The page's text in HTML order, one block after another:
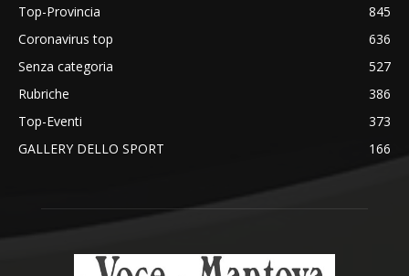
Top-Provincia
845
Coronavirus top
636
Senza categoria
527
Rubriche
386
Top-Eventi
373
GALLERY DELLO SPORT
166